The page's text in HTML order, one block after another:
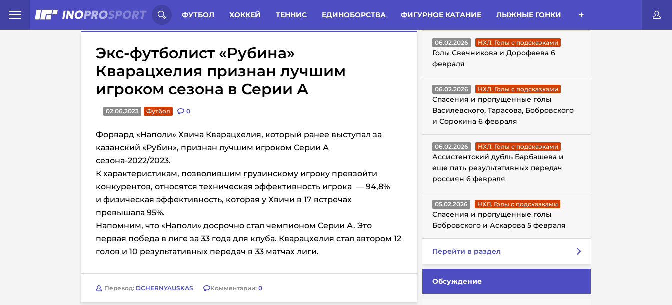
ФУТБОЛ ХОККЕЙ ТЕННИС ЕДИНОБОРСТВА ФИГУРНОЕ КАТАНИЕ ЛЫЖНЫЕ ГОНКИ
Иностранцы о спорте России: Статьи Комменты Новости
Экс-футболист «Рубина»
Кварацхелия признан лучшим
игроком сезона в Серии А
02.06.2023 Футбол 0
Форвард «Наполи» Хвича Кварацхелия, который ранее выступал за
казанский «Рубин», признан лучшим игроком Серии А
сезона-2022/2023.
К характеристикам, позволившим грузинскому игроку превзойти
конкурентов, относятся техническая эффективность игрока — 94,8%
и физическая эффективность, которая у Хвичи в 17 встречах
превышала 95%.
Напомним, что «Наполи» досрочно стал чемпионом Серии А. Это
первая победа в лиге за 33 года для клуба. Кварацхелия стал автором 12
голов и 10 результативных передач в 33 матчах лиги.
Перевод: DCHERNYAUSKAS Комментарии: 0
ГОЛЫ С ПОДСКАЗКАМИ
06.02.2026 НХЛ. Голы с подсказками
Голы Свечникова и Дорофеева 6
февраля
06.02.2026 НХЛ. Голы с подсказками
Спасения и пропущенные голы
Василевского, Тарасова, Бобровского
и Сорокина 6 февраля
06.02.2026 НХЛ. Голы с подсказками
Ассистентский дубль Барбашева и
еще пять результативных передач
россиян 6 февраля
05.02.2026 НХЛ. Голы с подсказками
Спасения и пропущенные голы
Бобровского и Аскарова 5 февраля
Перейти в раздел
Обсуждение